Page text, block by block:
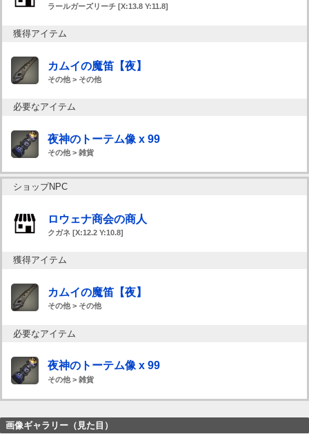
ラールガーズリーチ [X:13.8 Y:11.8]
獲得アイテム
カムイの魔笛【夜】
その他 > その他
必要なアイテム
夜神のトーテム像 x 99
その他 > 雑貨
ショップNPC
ロウェナ商会の商人
クガネ [X:12.2 Y:10.8]
獲得アイテム
カムイの魔笛【夜】
その他 > その他
必要なアイテム
夜神のトーテム像 x 99
その他 > 雑貨
画像ギャラリー（見た目）